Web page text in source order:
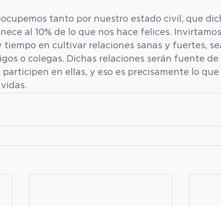
tanto por nuestro estado civil, que
al 10% de lo que nos hace felices.
tiempo en cultivar relaciones sanas y fuertes,
o colegas. Dichas relaciones serán fuente
participen en ellas, y eso es precisamente lo